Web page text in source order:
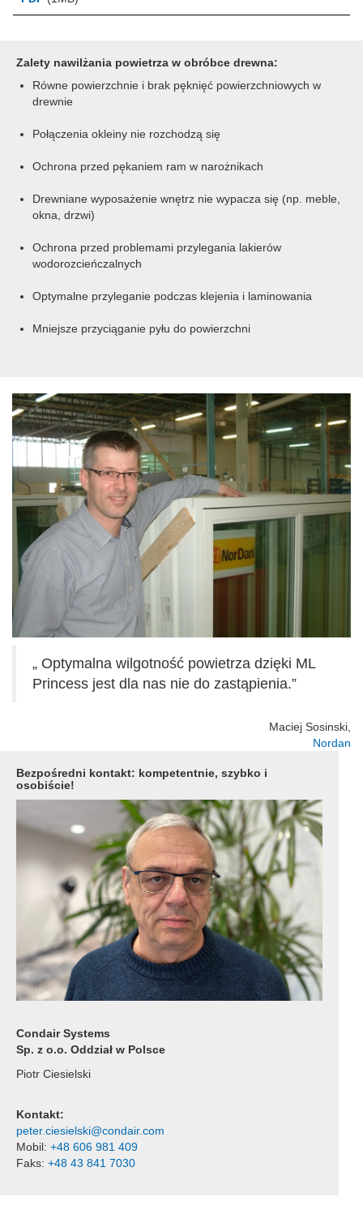
Zalety nawilżania powietrza w obróbce drewna:
Równe powierzchnie i brak pęknięć powierzchniowych w
drewnie
Połączenia okleiny nie rozchodzą się
Ochrona przed pękaniem ram w narożnikach
Drewniane wyposażenie wnętrz nie wypacza się (np. meble,
okna, drzwi)
Ochrona przed problemami przylegania lakierów
wodorozcieńczalnych
Optymalne przyleganie podczas klejenia i laminowania
Mniejsze przyciąganie pyłu do powierzchni
„ Optymalna wilgotność powietrza dzięki ML
Princess jest dla nas nie do zastąpienia.”
Maciej Sosinski,
Nordan
Bezpośredni kontakt: kompetentnie, szybko i
osobiście!
Condair Systems
Sp. z o.o. Oddział w Polsce
Piotr Ciesielski
Kontakt:
peter.ciesielski@condair.com
Mobil: +48 606 981 409
Faks: +48 43 841 7030